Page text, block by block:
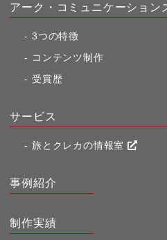
アーク・コミュニケーション
3つの特徴
コンテンツ制作
受賞歴
サービス
旅とクレカの情報室
事例紹介
制作実績